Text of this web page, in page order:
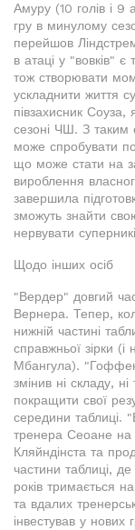
Амуру (10 голів і 9
гру в минулому
перейшов
в атаці у "вовків" є
тож створювати
ускладнити життя
півзахисник
сезоні ЧШ. З таким
може спробувати
що може стати на
вироблення
завершила
зможуть знайти
нервувати
Щодо інших осіб
"Вердер" довгий
Вернера. Тепер,
нижній частині
справжньої зірки
Мбангула).
змінив ні складу,
покращити свої
середини таблиці.
тренера Сеоане
Кляйндінста та
частини таблиці,
років тримається
та вдалих
інвестував у нових